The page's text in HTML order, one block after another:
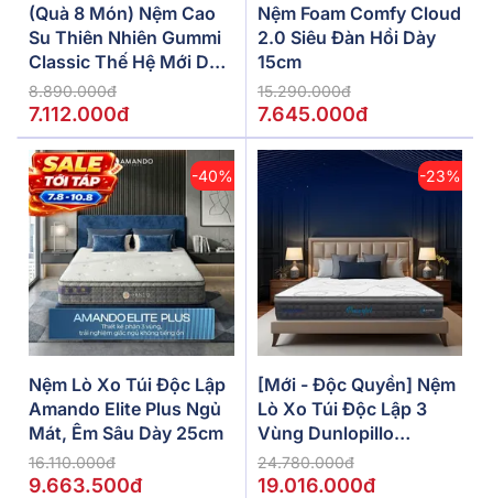
(Quà 8 Món) Nệm Cao
Su Thiên Nhiên Gummi
Classic Thế Hệ Mới Dày
5/10/15cm
8.890.000đ
7.112.000đ
Nệm Foam Comfy Cloud
2.0 Siêu Đàn Hồi Dày
15cm
15.290.000đ
7.645.000đ
-40%
Nệm Lò Xo Túi Độc Lập
Amando Elite Plus Ngủ
Mát, Êm Sâu Dày 25cm
16.110.000đ
9.663.500đ
-23%
[Mới - Độc Quyền] Nệm
Lò Xo Túi Độc Lập 3
Vùng Dunlopillo
De.Stress Powerful
24.780.000đ
19.016.000đ